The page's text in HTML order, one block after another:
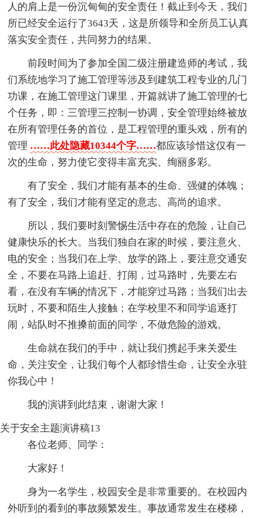
人的肩上是一份沉甸甸的安全责任！截止到今天，我们
所已经安全运行了3643天，这是所领导和全所员工认真
落实安全责任，共同努力的结果。
前段时间为了参加全国二级注册建造师的考试，我
们系统地学习了施工管理等涉及到建筑工程专业的几门
功课，在施工管理这门课里，开篇就讲了施工管理的七
个任务，即：三管理三控制一协调，安全管理始终被放
在所有管理任务的首位，是工程管理的重头戏，所有的
管理 ……此处隐藏10344个字……都应该珍惜这仅有一
次的生命，努力使它变得丰富充实、绚丽多彩。
有了安全，我们才能有基本的生命、强健的体魄；
有了安全，我们才能有坚定的意志、高尚的追求。
所以，我们要时刻警惕生活中存在的危险，让自己
健康快乐的长大。当我们独自在家的时候，要注意火、
电的安全；当我们在上学、放学的路上，要注意交通安
全，不要在马路上追赶、打闹，过马路时，先要左右
看，在没有车辆的情况下，才能穿过马路；当我们出去
玩时，不要和陌生人接触；在学校里不和同学追逐打
闹，站队时不推搡前面的同学，不做危险的游戏。
生命就在我们的手中，就让我们携起手来关爱生
命，关注安全，让我们每个人都珍惜生命，让安全永驻
你我心中！
我的演讲到此结束，谢谢大家！
关于安全主题演讲稿13
各位老师、同学：
大家好！
身为一名学生，校园安全是非常重要的。在校园内
外听到的看到的事故频繁发生。事故通常发生在楼梯，